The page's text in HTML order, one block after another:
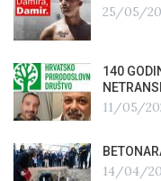
25/05/
140
11/05/
14/04/